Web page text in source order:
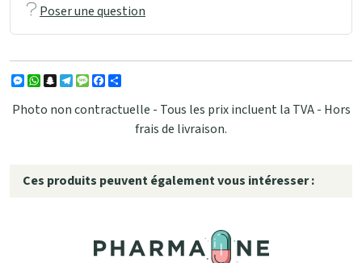
Poser une question
Messenger
WhatsApp
Snapchat
Telegram
MessageFacebook
Photo non contractuelle - Tous les prix incluent la TVA - Hors
frais de livraison.
Ces produits peuvent également vous intéresser :